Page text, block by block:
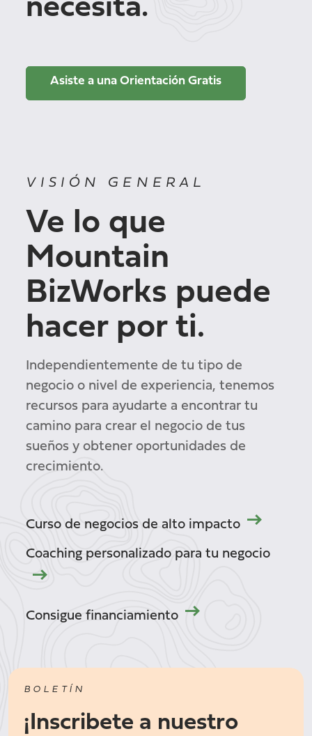
necesita.
Asiste a una Orientación Gratis
VISIÓN GENERAL
Ve lo que
Mountain
BizWorks puede
hacer por ti.
Independientemente de tu tipo de
negocio o nivel de experiencia, tenemos
recursos para ayudarte a encontrar tu
camino para crear el negocio de tus
sueños y obtener oportunidades de
crecimiento.
Curso de negocios de alto impacto
Coaching personalizado para tu negocio
Consigue financiamiento
BOLETÍN
¡Inscribete a nuestro